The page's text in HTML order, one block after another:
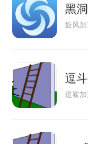
黑
旋风
逗
逗鲨